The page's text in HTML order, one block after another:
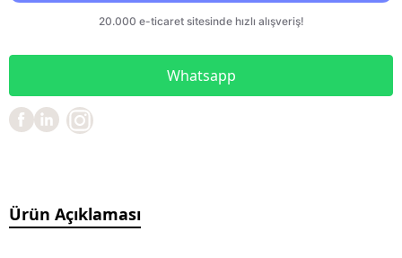
Whatsapp
Ürün Açıklaması